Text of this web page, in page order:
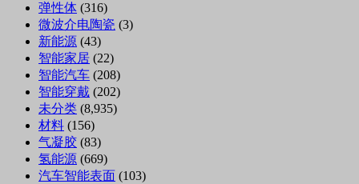
弹性体 (316)
微波介电陶瓷 (3)
新能源 (43)
智能家居 (22)
智能汽车 (208)
智能穿戴 (202)
未分类 (8,935)
材料 (156)
气凝胶 (83)
氢能源 (669)
汽车智能表面 (103)